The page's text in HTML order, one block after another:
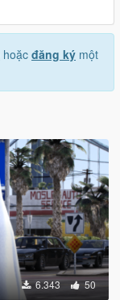
hoặc đăng ký một
6.343 50